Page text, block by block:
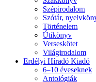
Szépirodalom
Szótár,
Történelem
Útikönyv
Verseskötet
Világirodalom
Erdélyi Híradó Kiadó
6–10 éveseknek
Antológiák